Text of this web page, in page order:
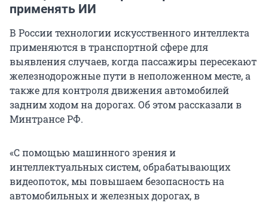
применять ИИ
В России технологии искусственного интеллекта
применяются в транспортной сфере для
выявления случаев, когда пассажиры пересекают
железнодорожные пути в неположенном месте, а
также для контроля движения автомобилей
задним ходом на дорогах. Об этом рассказали в
Минтрансе РФ.
«С помощью машинного зрения и
интеллектуальных систем, обрабатывающих
видеопоток, мы повышаем безопасность на
автомобильных и железных дорогах, в